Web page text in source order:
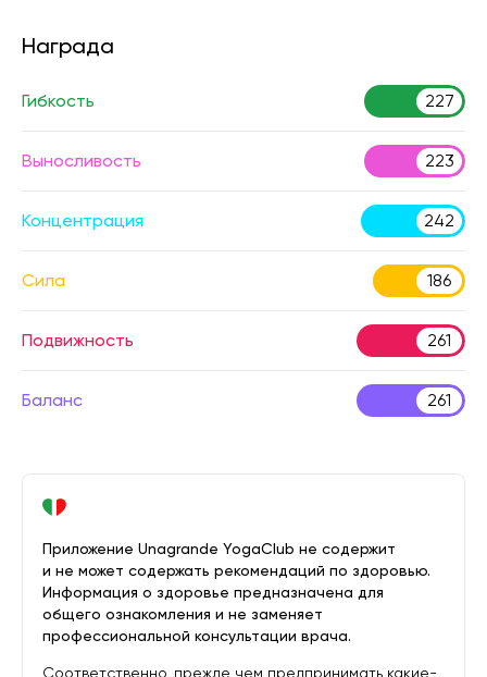
Награда
Гибкость 227
Выносливость 223
Концентрация 242
Сила 186
Подвижность 261
Баланс 261
Приложение Unagrande YogaClub не содержит
и не может содержать рекомендаций по здоровью.
Информация о здоровье предназначена для
общего ознакомления и не заменяет
профессиональной консультации врача.
Соответственно, прежде чем предпринимать какие-